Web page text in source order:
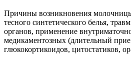
Причины возникновения
тесного синтетического белья,
органов, применение
медикаментозных (длительный
глюкокортикоидов, цитостатиков,